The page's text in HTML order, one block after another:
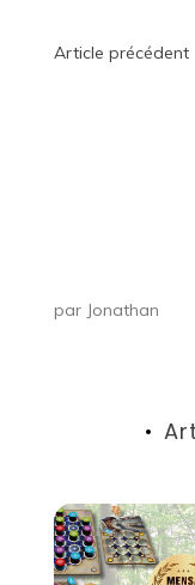
Article précédent
par Jonathan